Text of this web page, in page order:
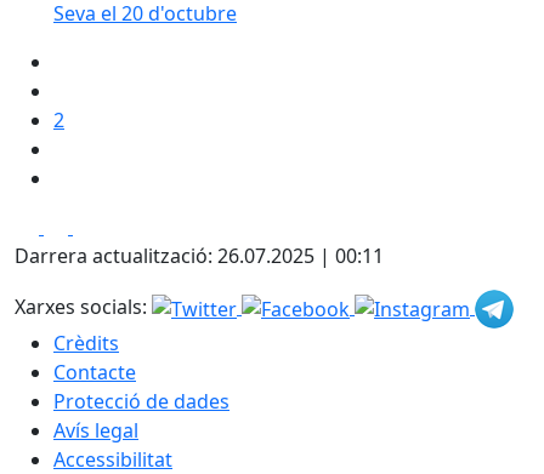
Seva el 20 d'octubre
2
Darrera actualització: 26.07.2025 | 00:11
Xarxes socials:
Crèdits
Contacte
Protecció de dades
Avís legal
Accessibilitat